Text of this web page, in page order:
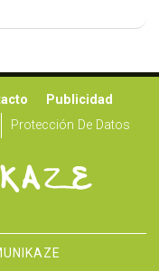
Publicidad
Protección De Datos